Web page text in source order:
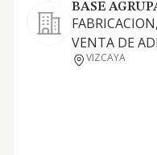
BASE
VENTA DE
VIZCAYA